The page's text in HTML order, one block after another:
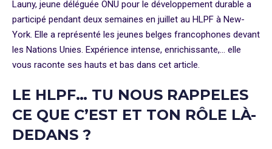
Launy, jeune déléguée ONU pour le développement durable a
participé pendant deux semaines en juillet au HLPF à New-
York. Elle a représenté les jeunes belges francophones devant
les Nations Unies. Expérience intense, enrichissante,… elle
vous raconte ses hauts et bas dans cet article.
LE HLPF… TU NOUS RAPPELES
CE QUE C’EST ET TON RÔLE LÀ-
DEDANS ?